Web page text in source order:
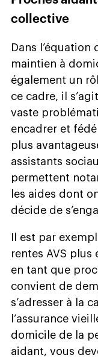
collective
Dans
maintien à
également un
ce cadre, il
vaste
encadrer et
plus
assistants
permettent
les aides dont
décide de
Il est par
rentes AVS plus
en tant que
convient de
s’adresser à la
l’assurance
domicile de la
aidant, vous